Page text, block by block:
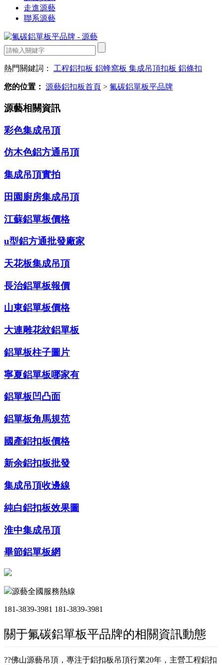
走進源藝
聯系源藝
熱門關鍵詞： 工程鋁扣板 鋁蜂窩板 集成吊頂扣板 鋁條扣
您的位置： 源藝鋁扣板首頁 > 氟碳鋁單板平品牌
源藝相關資訊
彩色集成吊頂
仿木色鋁方通吊頂
集成吊頂實拍
田園廚房集成吊頂
江蘇鋁單板價格
u型鋁方通批發廠家
天花板集成吊頂
長治鋁單板報價
山東鋁單板價格
大連雕花紋鋁單板
鋁單板柱子圖片
寧夏鋁單板哪家有
鋁單板凹凸面
鋁單板角馬規范
國產鋁扣板價格
新余鋁扣板批發
集成吊頂收邊線
純白鋁扣板效果圖
淮中集成吊頂
畢節鋁單板網
源藝全國服務熱線
181-3839-3981 181-3839-3981
關于氟碳鋁單板平品牌的相關資訊動態
??佛山源藝吊頂，專注于鋁扣板吊頂行業20年，主營工程鋁扣